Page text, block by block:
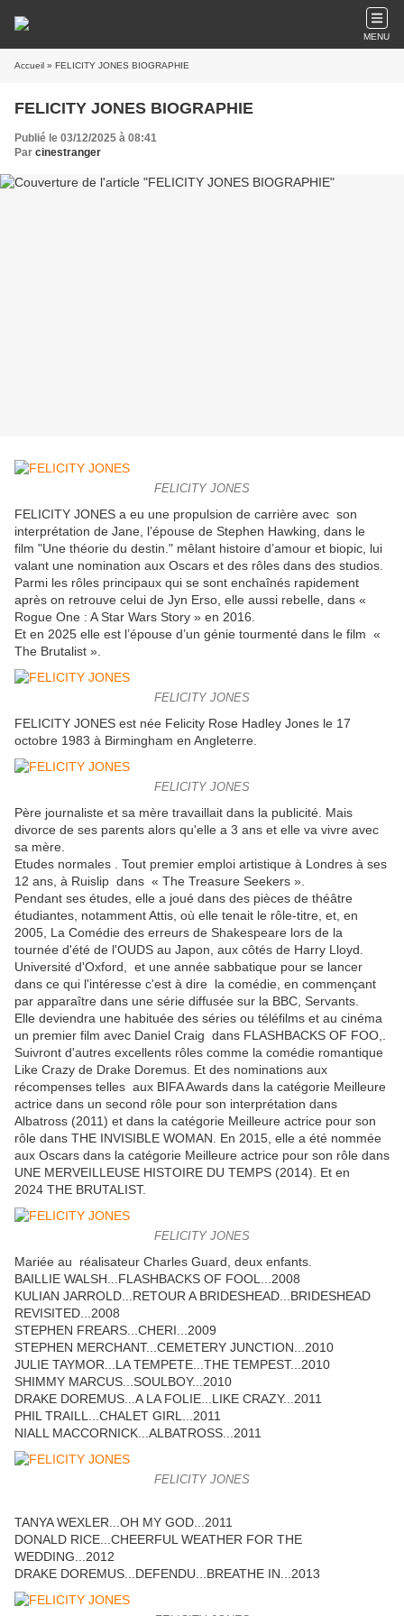
MENU
Accueil » FELICITY JONES BIOGRAPHIE
FELICITY JONES BIOGRAPHIE
Publié le 03/12/2025 à 08:41
Par cinestranger
FELICITY JONES
FELICITY JONES a eu une propulsion de carrière avec son
interprétation de Jane, l’épouse de Stephen Hawking, dans le
film "Une théorie du destin." mêlant histoire d’amour et biopic, lui
valant une nomination aux Oscars et des rôles dans des studios.
Parmi les rôles principaux qui se sont enchaînés rapidement
après on retrouve celui de Jyn Erso, elle aussi rebelle, dans «
Rogue One : A Star Wars Story » en 2016.
Et en 2025 elle est l’épouse d’un génie tourmenté dans le film «
The Brutalist ».
FELICITY JONES
FELICITY JONES est née Felicity Rose Hadley Jones le 17
octobre 1983 à Birmingham en Angleterre.
FELICITY JONES
Père journaliste et sa mère travaillait dans la publicité. Mais
divorce de ses parents alors qu'elle a 3 ans et elle va vivre avec
sa mère.
Etudes normales . Tout premier emploi artistique à Londres à ses
12 ans, à Ruislip dans « The Treasure Seekers ».
Pendant ses études, elle a joué dans des pièces de théâtre
étudiantes, notamment Attis, où elle tenait le rôle-titre, et, en
2005, La Comédie des erreurs de Shakespeare lors de la
tournée d'été de l'OUDS au Japon, aux côtés de Harry Lloyd.
Université d'Oxford, et une année sabbatique pour se lancer
dans ce qui l'intéresse c'est à dire la comédie, en commençant
par apparaître dans une série diffusée sur la BBC, Servants.
Elle deviendra une habituée des séries ou téléfilms et au cinéma
un premier film avec Daniel Craig dans FLASHBACKS OF FOO,.
Suivront d'autres excellents rôles comme la comédie romantique
Like Crazy de Drake Doremus. Et des nominations aux
récompenses telles aux BIFA Awards dans la catégorie Meilleure
actrice dans un second rôle pour son interprétation dans
Albatross (2011) et dans la catégorie Meilleure actrice pour son
rôle dans THE INVISIBLE WOMAN. En 2015, elle a été nommée
aux Oscars dans la catégorie Meilleure actrice pour son rôle dans
UNE MERVEILLEUSE HISTOIRE DU TEMPS (2014). Et en
2024 THE BRUTALIST.
FELICITY JONES
Mariée au réalisateur Charles Guard, deux enfants.
BAILLIE WALSH...FLASHBACKS OF FOOL...2008
KULIAN JARROLD...RETOUR A BRIDESHEAD...BRIDESHEAD
REVISITED...2008
STEPHEN FREARS...CHERI...2009
STEPHEN MERCHANT...CEMETERY JUNCTION...2010
JULIE TAYMOR...LA TEMPETE...THE TEMPEST...2010
SHIMMY MARCUS...SOULBOY...2010
DRAKE DOREMUS...A LA FOLIE...LIKE CRAZY...2011
PHIL TRAILL...CHALET GIRL...2011
NIALL MACCORNICK...ALBATROSS...2011
FELICITY JONES
TANYA WEXLER...OH MY GOD...2011
DONALD RICE...CHEERFUL WEATHER FOR THE
WEDDING...2012
DRAKE DOREMUS...DEFENDU...BREATHE IN...2013